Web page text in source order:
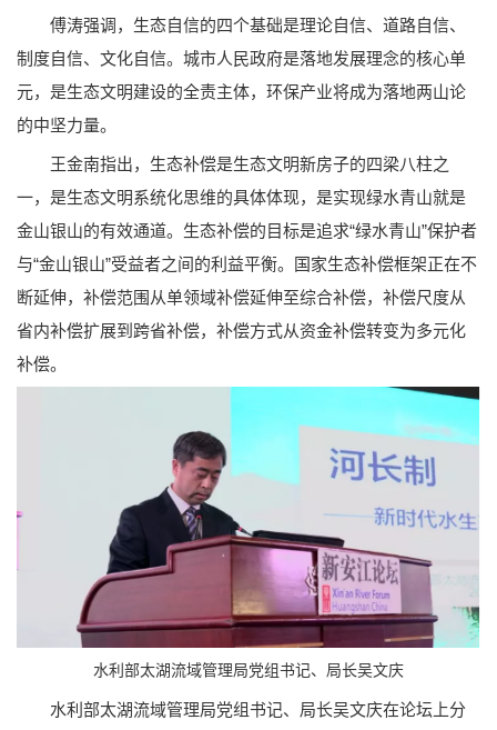
傅涛强调，生态自信的四个基础是理论自信、道路自信、
制度自信、文化自信。城市人民政府是落地发展理念的核心单
元，是生态文明建设的全责主体，环保产业将成为落地两山论
的中坚力量。
王金南指出，生态补偿是生态文明新房子的四梁八柱之
一，是生态文明系统化思维的具体体现，是实现绿水青山就是
金山银山的有效通道。生态补偿的目标是追求“绿水青山”保护者
与“金山银山”受益者之间的利益平衡。国家生态补偿框架正在不
断延伸，补偿范围从单领域补偿延伸至综合补偿，补偿尺度从
省内补偿扩展到跨省补偿，补偿方式从资金补偿转变为多元化
补偿。
水利部太湖流域管理局党组书记、局长吴文庆
水利部太湖流域管理局党组书记、局长吴文庆在论坛上分